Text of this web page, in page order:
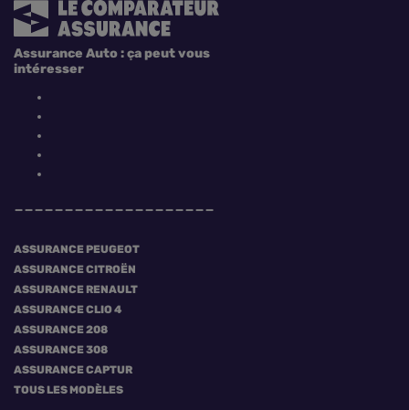
ASSURANCE PEUGEOT
ASSURANCE CITROËN
ASSURANCE RENAULT
ASSURANCE CLIO 4
ASSURANCE 208
ASSURANCE 308
ASSURANCE CAPTUR
TOUS LES MODÈLES
Assurance Auto : ça peut vous
intéresser